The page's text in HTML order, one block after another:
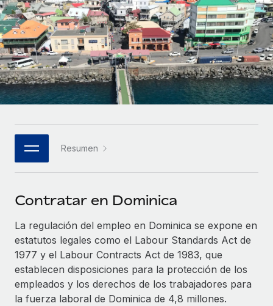
INFRAESTRUCTURA
Conexión Remote
Integra los RR. HH. en tus flujos de trabajo sin
complicaciones.
Plataforma
Funciones esenciales de RR. HH. integradas para tu
Conectar
Conecta cualquier herramienta de IA con Remote
Optimiza los procesos con herramientas empresariales
esenciales.
SERVICIOS
Pregunta a un experto
Obtén ayuda de gente experta en RR. HH. globales
Mediana empresa
Amplía tu equipo con soluciones de RR. HH.
personalizadas.
Empresa
RR. HH. globales para grandes empresas.
ASOCIARSE
Socios tecnológicos estratégicos
Integra la gestión de los RR. HH. globales en tu
Asociarse
Remote Build
Próximamente
Consultoría de integraciones y automatización con IA.
CASOS PRÁCTICOS
Guías y recursos
Casos prácticos
Glosario de RR. HH.
Listas de verificación y plantillas
Biblioteca de descripciones de puestos
Webinarios
Información sobre salarios y talento
Centro de información
Obtén ayuda
Consulta todos los recursos
Español
Italiano
Português (Portugal)
日本語
한국어
中文（简体）Resumen
Contratar en Dominica
La regulación del empleo en Dominica se expone en
estatutos legales como el Labour Standards Act de
1977 y el Labour Contracts Act de 1983, que
establecen disposiciones para la protección de los
empleados y los derechos de los trabajadores para
la fuerza laboral de Dominica de 4,8 millones.